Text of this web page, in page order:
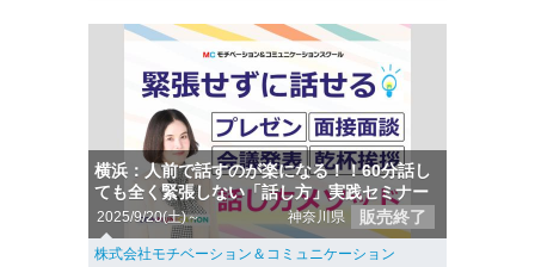
横浜：人前で話すのが楽になる！！60分話し
ても全く緊張しない「話し方」実践セミナー
2025/9/20(土)～ 神奈川県 販売終了
株式会社モチベーション＆コミュニケーション